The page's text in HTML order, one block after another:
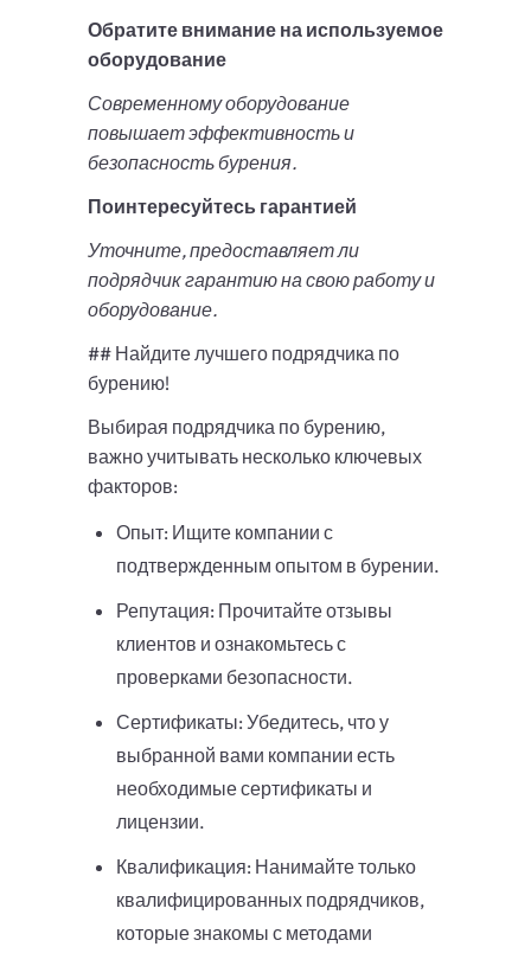
Обратите внимание на используемое
оборудование
Современному оборудование
повышает эффективность и
безопасность бурения.
Поинтересуйтесь гарантией
Уточните, предоставляет ли
подрядчик гарантию на свою работу и
оборудование.
## Найдите лучшего подрядчика по
бурению!
Выбирая подрядчика по бурению,
важно учитывать несколько ключевых
факторов:
Опыт: Ищите компании с
подтвержденным опытом в бурении.
Репутация: Прочитайте отзывы
клиентов и ознакомьтесь с
проверками безопасности.
Сертификаты: Убедитесь, что у
выбранной вами компании есть
необходимые сертификаты и
лицензии.
Квалификация: Нанимайте только
квалифицированных подрядчиков,
которые знакомы с методами